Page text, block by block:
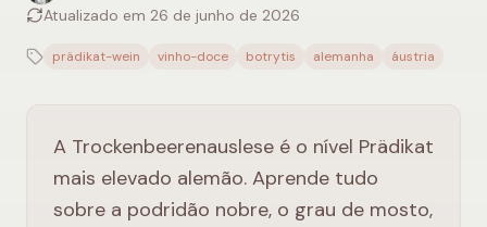
Atualizado em 26 de junho de 2026
prädikat-wein vinho-doce botrytis alemanha áustria
A Trockenbeerenauslese é o nível Prädikat
mais elevado alemão. Aprende tudo
sobre a podridão nobre, o grau de mosto,